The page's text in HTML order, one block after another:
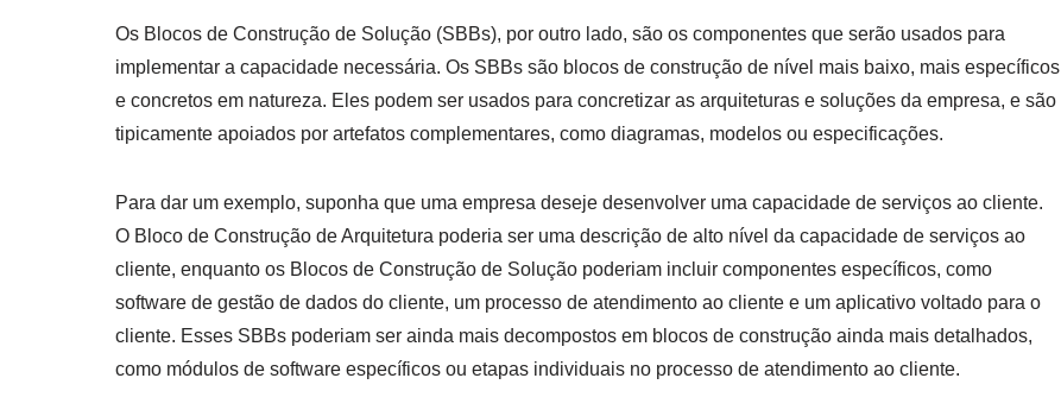
Os Blocos de Construção de Solução (SBBs), por outro lado, são os componentes que serão usados para
implementar a capacidade necessária. Os SBBs são blocos de construção de nível mais baixo, mais específicos
e concretos em natureza. Eles podem ser usados para concretizar as arquiteturas e soluções da empresa, e são
tipicamente apoiados por artefatos complementares, como diagramas, modelos ou especificações.
Para dar um exemplo, suponha que uma empresa deseje desenvolver uma capacidade de serviços ao cliente.
O Bloco de Construção de Arquitetura poderia ser uma descrição de alto nível da capacidade de serviços ao
cliente, enquanto os Blocos de Construção de Solução poderiam incluir componentes específicos, como
software de gestão de dados do cliente, um processo de atendimento ao cliente e um aplicativo voltado para o
cliente. Esses SBBs poderiam ser ainda mais decompostos em blocos de construção ainda mais detalhados,
como módulos de software específicos ou etapas individuais no processo de atendimento ao cliente.